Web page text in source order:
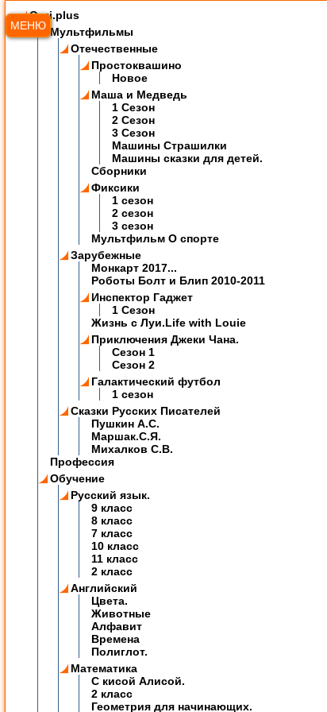
МЕНЮ
Ozzi.plus
Мультфильмы
Отечественные
Простоквашино
Новое
Маша и Медведь
1 Сезон
2 Сезон
3 Сезон
Машины Страшилки
Машины сказки для детей.
Сборники
Фиксики
1 сезон
2 сезон
3 сезон
Мультфильм О спорте
Зарубежные
Монкарт 2017...
Роботы Болт и Блип 2010-2011
Инспектор Гаджет
1 Сезон
Жизнь с Луи.Life with Louie
Приключения Джеки Чана.
Сезон 1
Сезон 2
Галактический футбол
1 сезон
Сказки Русских Писателей
Пушкин А.С.
Маршак.С.Я.
Михалков С.В.
Профессия
Обучение
Русский язык.
9 класс
8 класс
7 класс
10 класс
11 класс
2 класс
Английский
Цвета.
Животные
Алфавит
Времена
Полиглот.
Математика
C кисой Алисой.
2 класс
Геометрия для начинающих.